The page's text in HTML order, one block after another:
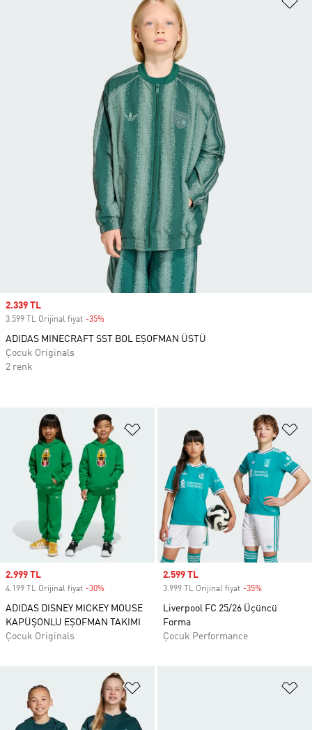
Sale price
2.999 TL
4.199 TL Orijinal fiyat -30%
ADIDAS DISNEY MICKEY MOUSE
KAPÜŞONLU EŞOFMAN TAKIMI
Çocuk Originals
Sale price
2.599 TL
3.999 TL Orijinal fiyat -35%
Liverpool FC 25/26 Üçüncü
Forma
Çocuk Performance
Sale price
2.339 TL
3.599 TL Orijinal fiyat -35%
ADIDAS MINECRAFT SST BOL EŞOFMAN ÜSTÜ
Çocuk Originals
2 renk